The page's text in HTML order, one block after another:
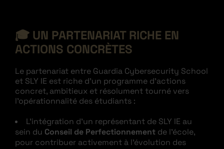
🎓 UN PARTENARIAT RICHE EN
ACTIONS CONCRÈTES
Le partenariat entre Guardia Cybersecurity School
et SLY IE est riche d’un programme d’actions
concret, ambitieux et résolument tourné vers
l’opérationnalité des étudiants :
L’intégration d’un représentant de SLY IE au
sein du Conseil de Perfectionnement de l’école,
pour contribuer activement à l’évolution des